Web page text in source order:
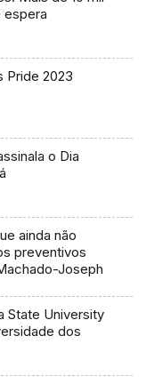
espera
Pride 2023
o Dia
ainda não
preventivos
Joseph
State University
dos